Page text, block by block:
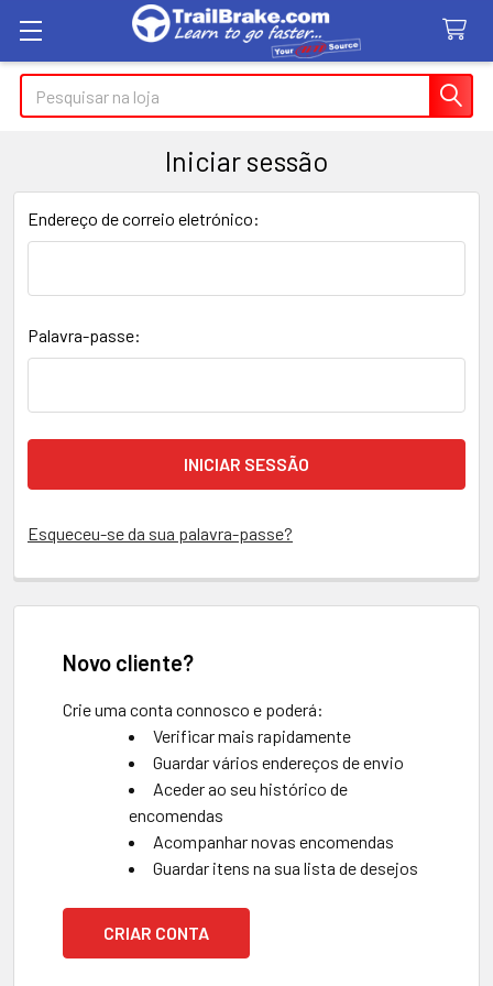
Pesquisar
Iniciar sessão
Endereço de correio eletrónico:
Palavra-passe:
Esqueceu-se da sua palavra-passe?
Novo cliente?
Crie uma conta connosco e poderá:
Verificar mais rapidamente
Guardar vários endereços de envio
Aceder ao seu histórico de
encomendas
Acompanhar novas encomendas
Guardar itens na sua lista de desejos
CRIAR CONTA